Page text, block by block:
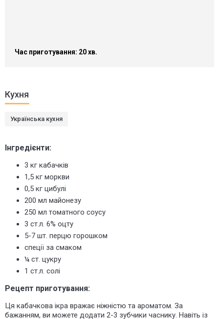
Час приготування: 20 хв.
Кухня
Українська кухня
Інгредієнти:
3 кг кабачків
1,5 кг моркви
0,5 кг цибулі
200 мл майонезу
250 мл томатного соусу
3 ст.л. 6% оцту
5-7 шт. перцю горошком
спеції за смаком
¼ ст. цукру
1 ст.л. солі
Рецепт приготування:
Ця кабачкова ікра вражає ніжністю та ароматом. За
бажанням, ви можете додати 2-3 зубчики часнику. Навіть із